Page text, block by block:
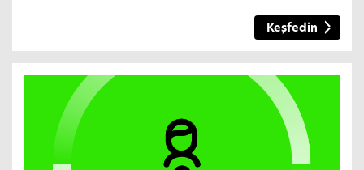
Keşfedin